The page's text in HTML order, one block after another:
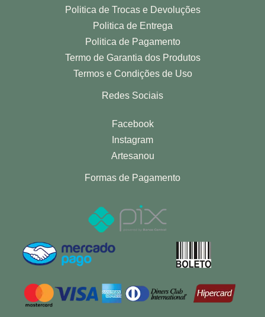
Politica de Trocas e Devoluções
Politica de Entrega
Politica de Pagamento
Termo de Garantia dos Produtos
Termos e Condições de Uso
Redes Sociais
Facebook
Instagram
Artesanou
Formas de Pagamento